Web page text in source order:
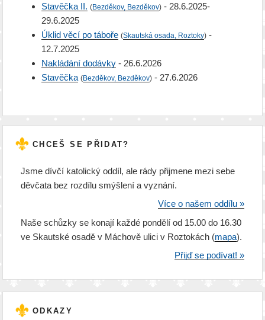
Stavěčka II. (Bezděkov, Bezděkov) - 28.6.2025-
29.6.2025
Úklid věcí po táboře (Skautská osada, Roztoky) -
12.7.2025
Nakládání dodávky - 26.6.2026
Stavěčka (Bezděkov, Bezděkov) - 27.6.2026
CHCEŠ SE PŘIDAT?
Jsme dívčí katolický oddíl, ale rády přijmene mezi sebe
děvčata bez rozdílu smýšlení a vyznání.
Více o našem oddílu »
Naše schůzky se konají každé pondělí od 15.00 do 16.30
ve Skautské osadě v Máchově ulici v Roztokách (mapa).
Přijď se podívat! »
ODKAZY